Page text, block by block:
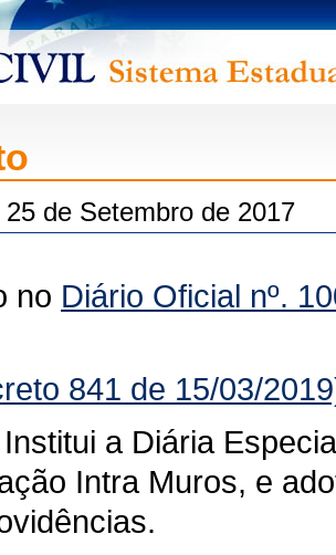
de Setembro de 2017
no Diário Oficial nº.
841 de 15/03/
Institui a Diária
Intra Muros, e